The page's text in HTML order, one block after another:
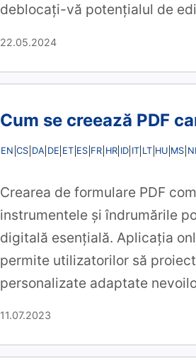
deblocați-vă potențialul de
22.05.2024
Cum se creează PDF
EN CS DA DE ET ES FR HR ID IT LT HU MS
Crearea de formulare PDF
instrumentele și îndrumările
digitală esențială. Aplicația
permite utilizatorilor să
personalizate adaptate
11.07.2023